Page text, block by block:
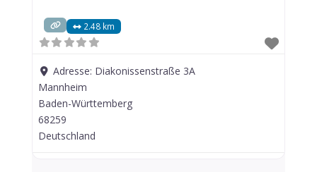
2.48 km
Adresse: Diakonissenstraße 3A
Mannheim
Baden-Württemberg
68259
Deutschland